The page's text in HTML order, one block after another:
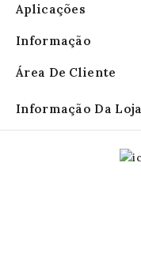
Aplicações
Informação
Área De Cliente
Informação Da Loja